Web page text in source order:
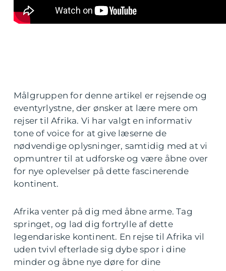
Målgruppen for denne artikel er rejsende og
eventyrlystne, der ønsker at lære mere om
rejser til Afrika. Vi har valgt en informativ
tone of voice for at give læserne de
nødvendige oplysninger, samtidig med at vi
opmuntrer til at udforske og være åbne over
for nye oplevelser på dette fascinerende
kontinent.
Afrika venter på dig med åbne arme. Tag
springet, og lad dig fortrylle af dette
legendariske kontinent. En rejse til Afrika vil
uden tvivl efterlade sig dybe spor i dine
minder og åbne nye døre for dine